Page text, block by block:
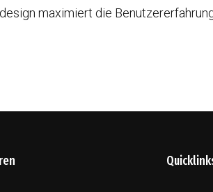
maximiert die